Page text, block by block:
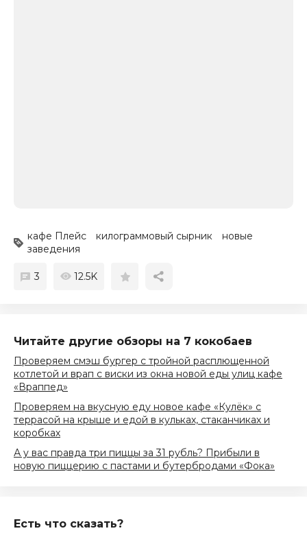
кафе Плейс килограммовый сырник
новые
заведения
3 12.5K
Читайте другие обзоры на 7 кокобаев
Проверяем смэш бургер с тройной расплющенной
котлетой и врап с виски из окна новой еды улиц кафе
«Враппед»
Проверяем на вкусную еду новое кафе «Кулёк» с
террасой на крыше и едой в кульках, стаканчиках и
коробках
А у вас правда три пиццы за 31 рубль? Прибыли в
новую пиццерию с пастами и бутербродами «Фока»
Есть что сказать?